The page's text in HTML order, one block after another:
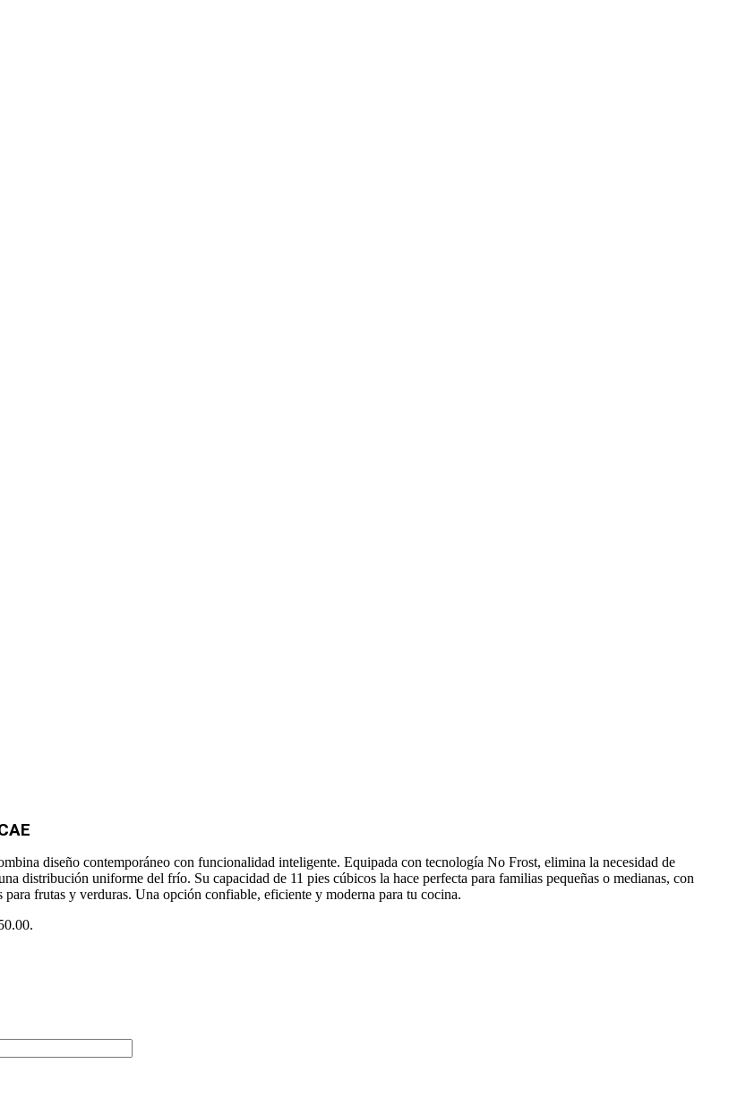
diseño contemporáneo con funcionalidad inteligente. Equipada con tecnología No Frost, elimina la necesidad de
distribución uniforme del frío. Su capacidad de 11 pies cúbicos la hace perfecta para familias pequeñas o medianas, con
frutas y verduras. Una opción confiable, eficiente y moderna para tu cocina.